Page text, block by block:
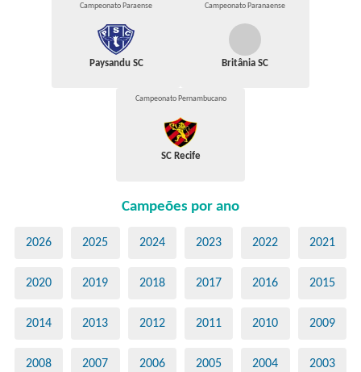
Campeonato Paraense
Paysandu SC
Campeonato Paranaense
Britânia SC
Campeonato Pernambucano
SC Recife
Campeões por ano
2026 2025 2024 2023 2022 2021
2020 2019 2018 2017 2016 2015
2014 2013 2012 2011 2010 2009
2008 2007 2006 2005 2004 2003